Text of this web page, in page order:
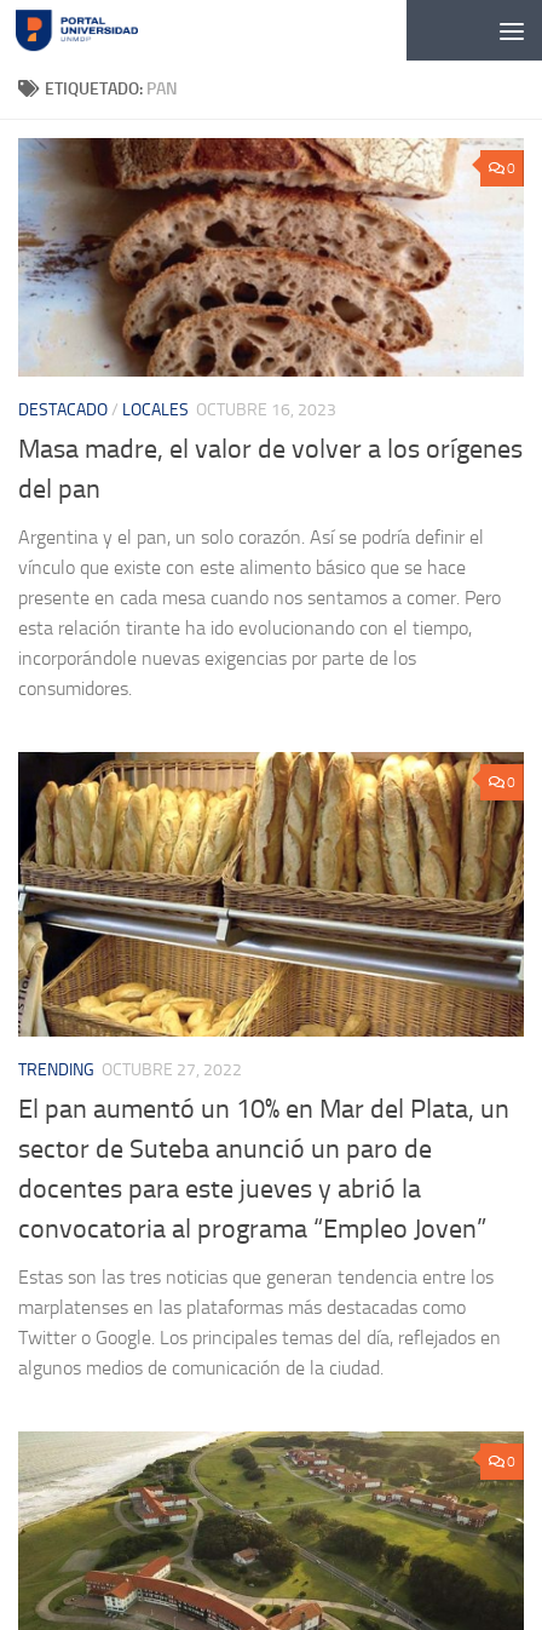
Skip to content
ETIQUETADO: PAN
0
DESTACADO/ LOCALES OCTUBRE 16, 2023
Masa madre, el valor de volver a los orígenes
del pan
Argentina y el pan, un solo corazón. Así se podría definir el
vínculo que existe con este alimento básico que se hace
presente en cada mesa cuando nos sentamos a comer. Pero
esta relación tirante ha ido evolucionando con el tiempo,
incorporándole nuevas exigencias por parte de los
consumidores.
0
TRENDING OCTUBRE 27, 2022
El pan aumentó un 10% en Mar del Plata, un
sector de Suteba anunció un paro de
docentes para este jueves y abrió la
convocatoria al programa “Empleo Joven”
Estas son las tres noticias que generan tendencia entre los
marplatenses en las plataformas más destacadas como
Twitter o Google. Los principales temas del día, reflejados en
algunos medios de comunicación de la ciudad.
0